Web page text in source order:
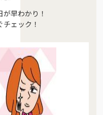
早わかり！
ェック！